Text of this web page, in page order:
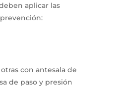
aplicar las
con antesala de
de paso y presión